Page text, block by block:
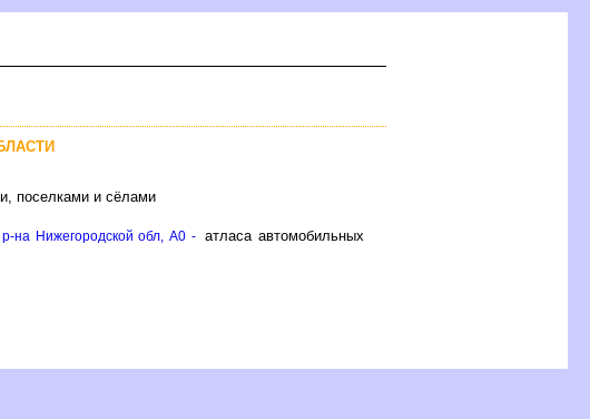
поселками и сёлами
на Нижегородской обл, A0 - атласа автомобильных